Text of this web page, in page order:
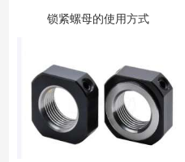
锁紧螺母的使用方式